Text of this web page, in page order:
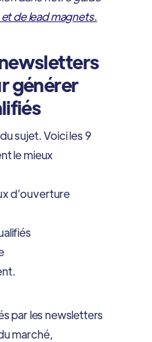
de lead magnets.
générer
sujet. Voici les 9
le mieux
d’ouverture
par les newsletters
marché,